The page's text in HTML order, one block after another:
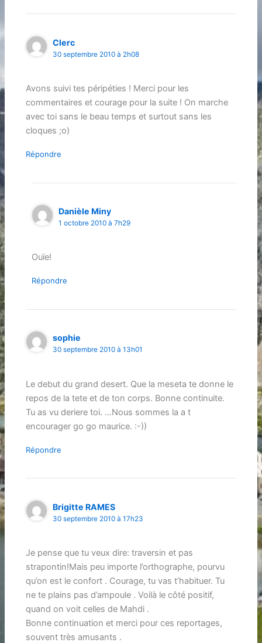
Clerc
30 septembre 2010 à 2h08
Avons suivi tes péripéties ! Merci pour les
commentaires et courage pour la suite ! On marche
avec toi sans le beau temps et surtout sans les
cloques ;o)
Répondre
Danièle Miny
1 octobre 2010 à 7h29
Ouïe!
Répondre
sophie
30 septembre 2010 à 13h01
Le debut du grand desert. Que la meseta te donne le
repos de la tete et de ton corps. Bonne continuite.
Tu as vu deriere toi. …Nous sommes la a t
encourager go go maurice. :-))
Répondre
Brigitte RAMES
30 septembre 2010 à 17h23
Je pense que tu veux dire: traversin et pas
strapontin!Mais peu importe l’orthographe, pourvu
qu’on est le confort . Courage, tu vas t’habituer. Tu
ne te plains pas d’ampoule . Voilà le côté positif,
quand on voit celles de Mahdi .
Bonne continuation et merci pour ces reportages,
souvent très amusants .